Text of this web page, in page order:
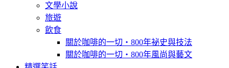
文學小說
旅遊
飲食
關於咖啡的一切‧800年祕史與技法
關於咖啡的一切‧800年風尚與藝文